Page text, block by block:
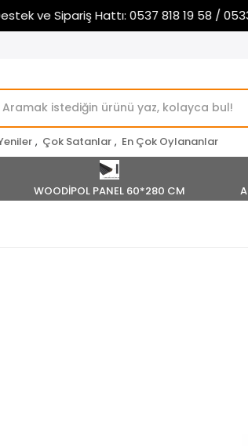
ve Sipariş Hattı: 0537 818 19 58 / 0533
, Çok Satanlar , En Çok Oylananlar
WOODİPOL PANEL 60*280 CM